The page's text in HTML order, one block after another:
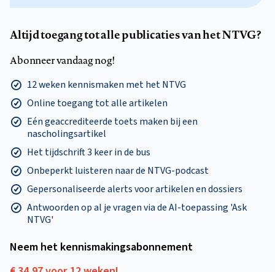
Altijd toegang tot alle publicaties van het NTVG?
Abonneer vandaag nog!
12 weken kennismaken met het NTVG
Online toegang tot alle artikelen
Eén geaccrediteerde toets maken bij een
nascholingsartikel
Het tijdschrift 3 keer in de bus
Onbeperkt luisteren naar de NTVG-podcast
Gepersonaliseerde alerts voor artikelen en dossiers
Antwoorden op al je vragen via de AI-toepassing 'Ask
NTVG'
Neem het kennismakings­abonnement